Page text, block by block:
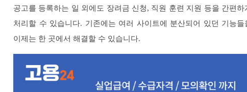
공고를 등록하는 일 외에도 장려금 신청, 직원 훈련 지원 등을 간편하
처리할 수 있습니다. 기존에는 여러 사이트에 분산되어 있던 기능들
이제는 한 곳에서 해결할 수 있습니다.